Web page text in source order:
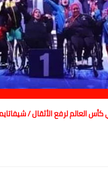
العالم لرفع الأثقال /